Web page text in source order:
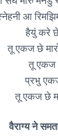
आ
हैयुं करे
तू एकज छे
तू एकज
प्रभु
तू एकज छे
वैराग्य ने